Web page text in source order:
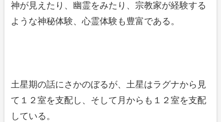
神が見えたり、幽霊をみたり、宗教家が経験する
ような神秘体験、心霊体験も豊富である。
土星期の話にさかのぼるが、土星はラグナから見
て１２室を支配し、そして月からも１２室を支配
している。